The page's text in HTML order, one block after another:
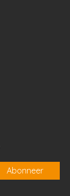
Abonneer